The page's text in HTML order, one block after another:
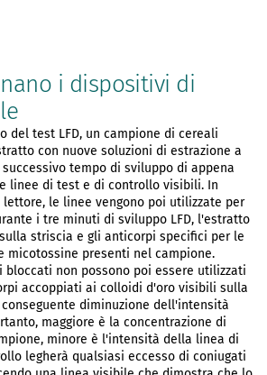
i dispositivi di
del test LFD, un campione di cereali
con nuove soluzioni di estrazione a
successivo tempo di sviluppo di appena
linee di test e di controllo visibili. In
lettore, le linee vengono poi utilizzate per
i tre minuti di sviluppo LFD, l'estratto
striscia e gli anticorpi specifici per le
micotossine presenti nel campione.
non possono poi essere utilizzati
accoppiati ai colloidi d'oro visibili sulla
diminuzione dell'intensità
maggiore è la concentrazione di
minore è l'intensità della linea di
legherà qualsiasi eccesso di coniugati